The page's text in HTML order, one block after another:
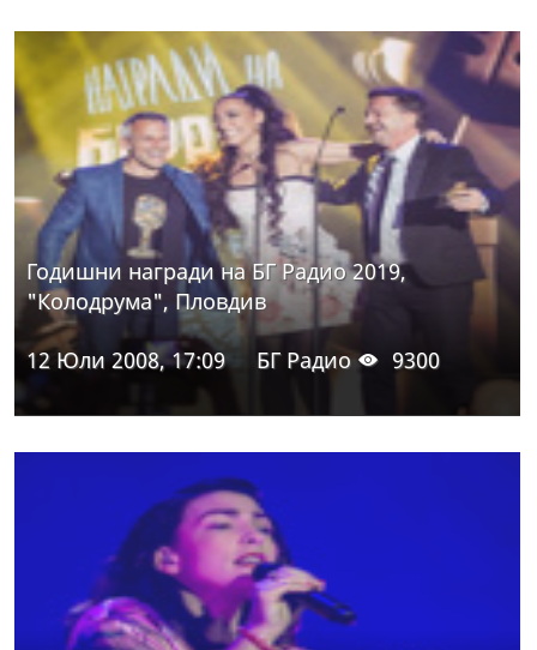
Годишни награди на БГ Радио 2019,
"Колодрума", Пловдив
12 Юли 2008, 17:09 БГ Радио 9300